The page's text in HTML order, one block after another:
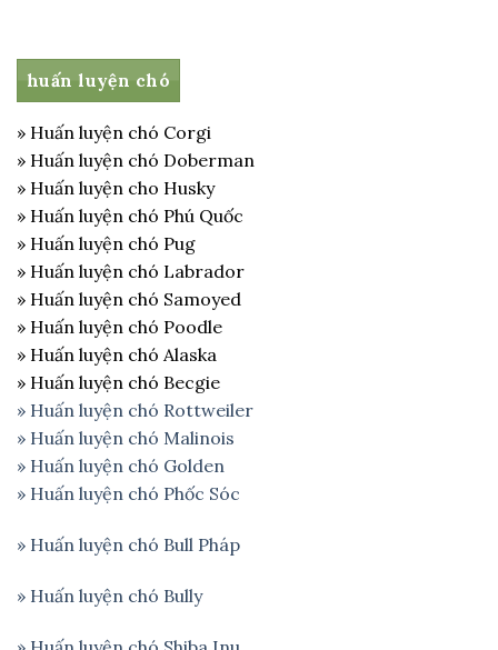
huấn luyện chó
» Huấn luyện chó Corgi
» Huấn luyện chó Doberman
» Huấn luyện cho Husky
» Huấn luyện chó Phú Quốc
» Huấn luyện chó Pug
» Huấn luyện chó Labrador
» Huấn luyện chó Samoyed
» Huấn luyện chó Poodle
» Huấn luyện chó Alaska
» Huấn luyện chó Becgie
» Huấn luyện chó Rottweiler
» Huấn luyện chó Malinois
» Huấn luyện chó Golden
» Huấn luyện chó Phốc Sóc
» Huấn luyện chó Bull Pháp
» Huấn luyện chó Bully